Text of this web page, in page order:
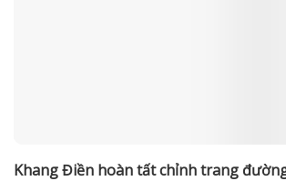
Khang Điền hoàn tất chỉnh trang